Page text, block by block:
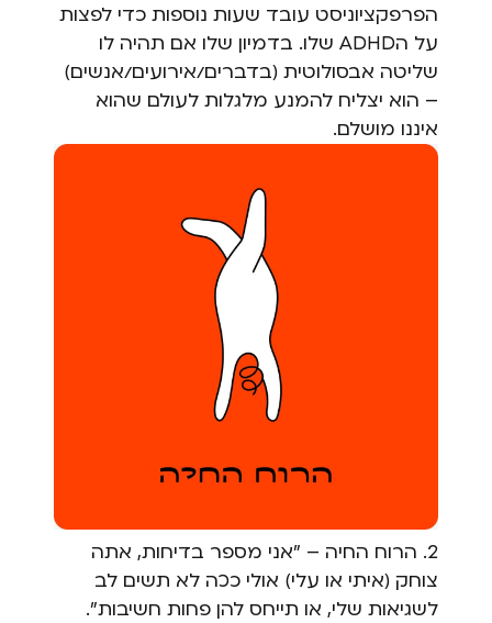
הפרפקציוניסט עובד שעות נוספות כדי לפצות
על הADHD שלו. בדמיון שלו אם תהיה לו
שליטה אבסולוטית (בדברים/אירועים/אנשים)
– הוא יצליח להמנע מלגלות לעולם שהוא
איננו מושלם.
2. הרוח החיה – "אני מספר בדיחות, אתה
צוחק (איתי או עלי) אולי ככה לא תשים לב
לשגיאות שלי, או תייחס להן פחות חשיבות".